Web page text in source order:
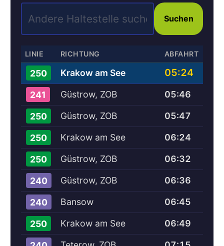
Suchen
LINIE RICHTUNG ABFAHRT
250 Krakow am See 05:24
241 Güstrow, ZOB 05:46
250 Güstrow, ZOB 05:47
250 Krakow am See 06:24
250 Güstrow, ZOB 06:32
240 Güstrow, ZOB 06:36
240 Bansow 06:45
250 Krakow am See 06:49